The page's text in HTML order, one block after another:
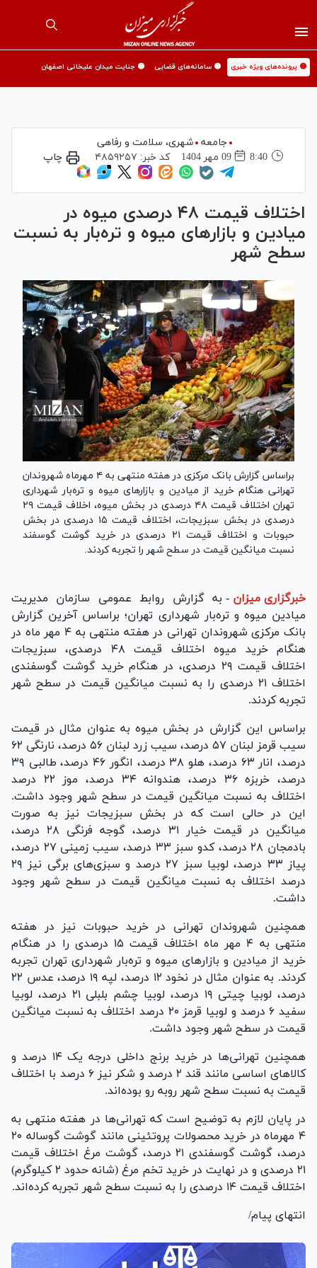
🟡 پرونده‌های ویژه خبری 🟡 سامانه‌های قضایی 🟡 جنایت میدان علیخانی اصفهان
جامعه
شهری،‌ سلامت و رفاهی
8:40
09 مهر 1404 کد خبر: ۴۸۵۹۲۵۷ چاپ
اختلاف قیمت ۴۸ درصدی میوه در
میادین و بازار‌های میوه و تره‌بار به نسبت
سطح شهر
براساس گزارش بانک مرکزی در هفته منتهی به ۴ مهرماه شهروندان
تهرانی هنگام خرید از میادین و بازار‌های میوه و تره‌بار شهرداری
تهران اختلاف قیمت ۴۸ درصدی در بخش میوه، اخلاف قیمت ۲۹
درصدی در بخش سبزیجات، اختلاف قیمت ۱۵ درصدی در بخش
حبوبات و اختلاف قیمت ۲۱ درصدی در خرید گوشت گوسفند
نسبت میانگین قیمت در سطح شهر را تجربه کردند.
خبرگزاری میزان - به گزارش روابط عمومی سازمان مدیریت
میادین میوه و تره‌بار شهرداری تهران؛ براساس آخرین گزارش
بانک مرکزی شهروندان تهرانی در هفته منتهی به ۴ مهر ماه در
هنگام خرید میوه اختلاف قیمت ۴۸ درصدی، سبزیجات
اختلاف قیمت ۲۹ درصدی، در هنگام خرید گوشت گوسفندی
اختلاف ۲۱ درصدی را به نسبت میانگین قیمت در سطح شهر
تجربه کردند.
براساس این گزارش در بخش میوه به عنوان مثال در قیمت
سیب قرمز لبنان ۵۷ درصد، سیب زرد لبنان ۵۶ درصد، نارنگی ۶۲
درصد، انار ۶۳ درصد، هلو ۳۸ درصد، انگور ۴۶ درصد، طالبی ۳۹
درصد، خربزه ۳۶ درصد، هندوانه ۳۴ درصد، موز ۲۲ درصد
اختلاف به نسبت میانگین قیمت در سطح شهر وجود داشت.
این در حالی است که در بخش سبزیجات نیز به صورت
میانگین در قیمت خیار ۳۱ درصد، گوجه فرنگی ۲۸ درصد،
بادمجان ۲۸ درصد، کدو سبز ۳۳ درصد، سیب زمینی ۲۷ درصد،
پیاز ۳۳ درصد، لوبیا سبز ۲۷ درصد و سبزی‌های برگی نیز ۲۹
درصد اختلاف به نسبت میانگین قیمت در سطح شهر وجود
داشت.
همچنین شهروندان تهرانی در خرید حبوبات نیز در هفته
منتهی به ۴ مهر ماه اختلاف قیمت ۱۵ درصدی را در هنگام
خرید از میادین و بازار‌های میوه و تره‌بار شهرداری تهران تجربه
کردند. به عنوان مثال در نخود ۱۲ درصد، لپه ۱۹ درصد، عدس ۲۲
درصد، لوبیا چیتی ۱۹ درصد، لوبیا چشم بلبلی ۲۱ درصد، لوبیا
سفید ۶ درصد و لوبیا قرمز ۲۰ درصد اختلاف به نسبت میانگین
قیمت در سطح شهر وجود داشت.
همچنین تهرانی‌ها در خرید برنج داخلی درجه یک ۱۴ درصد و
کالا‌های اساسی مانند قند ۲ درصد و شکر نیز ۶ درصد با اختلاف
قیمت به نسبت سطح شهر روبه رو بوده‌اند.
در پایان لازم به توضیح است که تهرانی‌ها در هفته منتهی به
۴ مهرماه در خرید محصولات پروتئینی مانند گوشت گوساله ۲۰
درصد، گوشت گوسفندی ۲۱ درصد، گوشت مرغ اختلاف قیمت
۲۱ درصدی و در نهایت در خرید تخم مرغ (شانه حدود ۲ کیلوگرم)
اختلاف قیمت ۱۴ درصدی را به نسبت سطح شهر تجربه کرده‌اند.
انتهای پیام/